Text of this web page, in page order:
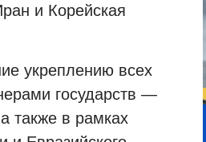
и Корейская
укреплению всех
государств —
также в рамках